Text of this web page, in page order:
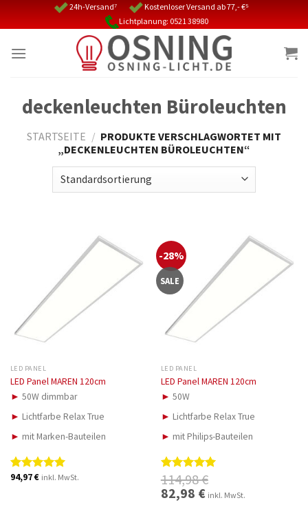
24h-Versand⁷
Kostenloser Versand ab 77,- €⁵
Lichtplanung: 0521 38980
deckenleuchten Büroleuchten
STARTSEITE / PRODUKTE VERSCHLAGWORTET MIT
„DECKENLEUCHTEN BÜROLEUCHTEN“
LED PANEL
LED Panel MAREN 120cm
► 50W dimmbar
► Lichtfarbe Relax True
► mit Marken-Bauteilen
Bewertet
94,97€ inkl. MwSt.
-28%
SALE
LED PANEL
LED Panel MAREN 120cm
► 50W
► Lichtfarbe Relax True
► mit Philips-Bauteilen
Bewertet
mit 5.00
von 5
114,98€
Ursprünglicher
Preis
82,98 €Aktueller
Preis
inkl. MwSt.